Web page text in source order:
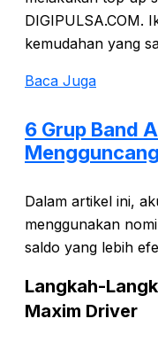
DIGIPULSA.COM.
kemudahan yang
Baca Juga
6 Grup Band
Dalam artikel ini,
menggunakan
saldo yang lebih
Langkah-
Maxim Driver